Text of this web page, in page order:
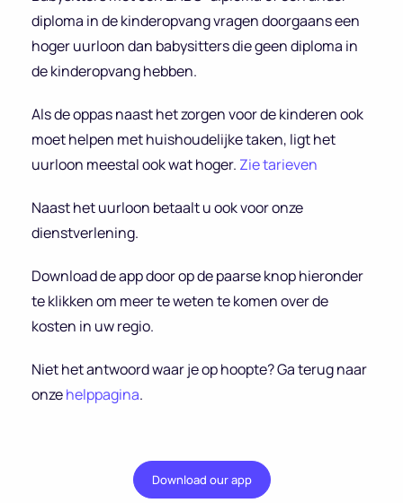
diploma in de kinderopvang vragen doorgaans een
hoger uurloon dan babysitters die geen diploma in
de kinderopvang hebben.
Als de oppas naast het zorgen voor de kinderen ook
moet helpen met huishoudelijke taken, ligt het
uurloon meestal ook wat hoger. Zie tarieven
Naast het uurloon betaalt u ook voor onze
dienstverlening.
Download de app door op de paarse knop hieronder
te klikken om meer te weten te komen over de
kosten in uw regio.
Niet het antwoord waar je op hoopte? Ga terug naar
onzehelppagina.
Download our app